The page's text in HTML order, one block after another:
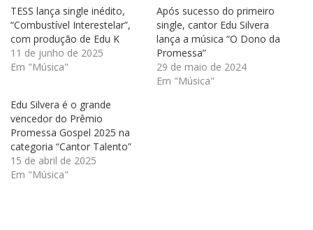
TESS lança single inédito,
“Combustível Interestelar”,
com produção de Edu K
11 de junho de 2025
Em "Música"
Após sucesso do primeiro
single, cantor Edu Silvera
lança a música “O Dono da
Promessa”
29 de maio de 2024
Em "Música"
Edu Silvera é o grande
vencedor do Prêmio
Promessa Gospel 2025 na
categoria “Cantor Talento”
15 de abril de 2025
Em "Música"